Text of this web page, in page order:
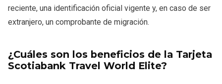
reciente, una identificación oficial vigente y, en caso de ser
extranjero, un comprobante de migración.
¿Cuáles son los beneficios de la Tarjeta
Scotiabank Travel World Elite?